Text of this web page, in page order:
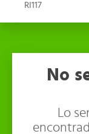
RI117
No
Lo